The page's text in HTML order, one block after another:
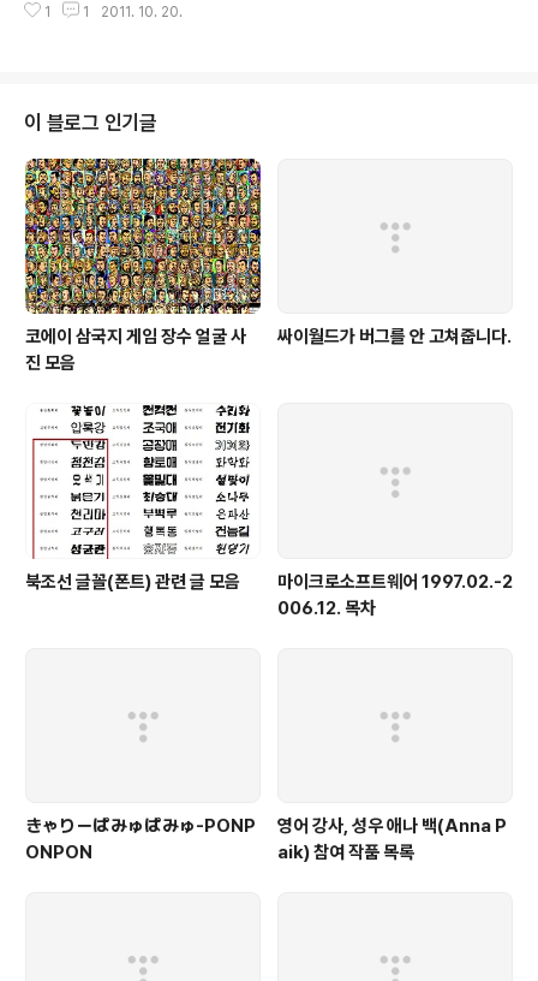
다시테 시마에바이이노..
다. 기사까지 나왔지만 윤계상이 농담이었다고 밝혀 오보가 됐다는데 윤계상 트
ver you'd write that was a favourite...) or... 제가 트위터리언에게 물어
1 1 2011. 10. 20.
이 블로그 인기글
코에이 삼국지 게임 장수 얼굴 사
진 모음
싸이월드가 버그를 안 고쳐줍니다.
북조선 글꼴(폰트) 관련 글 모음
마이크로소프트웨어 1997.02.-2
006.12. 목차
きゃりーぱみゅぱみゅ-PONP
ONPON
영어 강사, 성우 애나 백(Anna P
aik) 참여 작품 목록